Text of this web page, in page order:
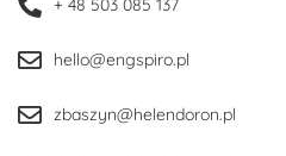
+ 48 503 085 137
hello@engspiro.pl
zbaszyn@helendoron.pl